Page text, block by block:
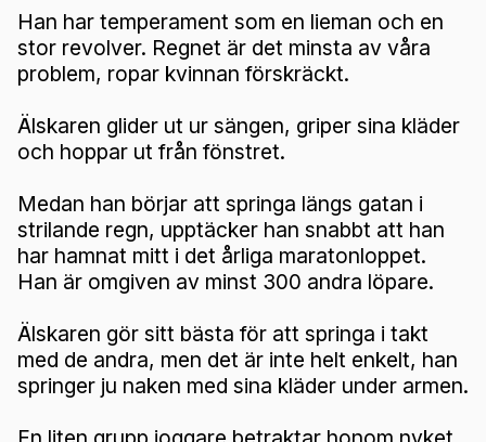
Han har temperament som en lieman och en
stor revolver. Regnet är det minsta av våra
problem, ropar kvinnan förskräckt.
Älskaren glider ut ur sängen, griper sina kläder
och hoppar ut från fönstret.
Medan han börjar att springa längs gatan i
strilande regn, upptäcker han snabbt att han
har hamnat mitt i det årliga maratonloppet.
Han är omgiven av minst 300 andra löpare.
Älskaren gör sitt bästa för att springa i takt
med de andra, men det är inte helt enkelt, han
springer ju naken med sina kläder under armen.